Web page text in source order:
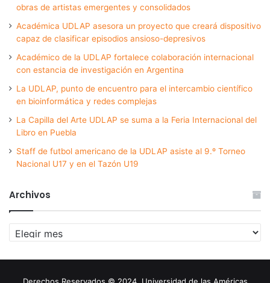
obras de artistas emergentes y consolidados
Académica UDLAP asesora un proyecto que creará dispositivo
capaz de clasificar episodios ansioso-depresivos
Académico de la UDLAP fortalece colaboración internacional
con estancia de investigación en Argentina
La UDLAP, punto de encuentro para el intercambio científico
en bioinformática y redes complejas
La Capilla del Arte UDLAP se suma a la Feria Internacional del
Libro en Puebla
Staff de futbol americano de la UDLAP asiste al 9.º Torneo
Nacional U17 y en el Tazón U19
Archivos
Archivos